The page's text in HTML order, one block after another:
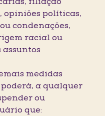
opiniões políticas,
condenações,
racial ou
medidas
a qualquer
ou
que: